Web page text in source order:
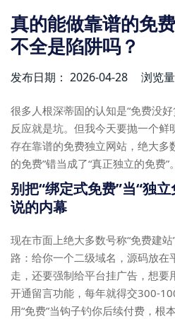
真的能做靠谱的免
不全是陷阱吗？
发布日期： 2026-04-28 浏览
很多人根深蒂固的认知是“免费没
反应就是坑。但我今天要抛一个鲜
存在靠谱的免费独立网站，绝大多
的免费”错当成了“真正独立的免费”。
别把“绑定式免费”当“独
说的内幕
现在市面上绝大多数号称“免费建
路：给你一个二级域名，源码放在
走，还要强制给平台挂广告，想要
开通留言功能，每年就得交300-
用“免费”当钩子钓你后续付费，根